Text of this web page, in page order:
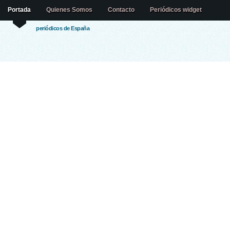
periódicos de España
Portada Quienes Somos Contacto Periódicos widget